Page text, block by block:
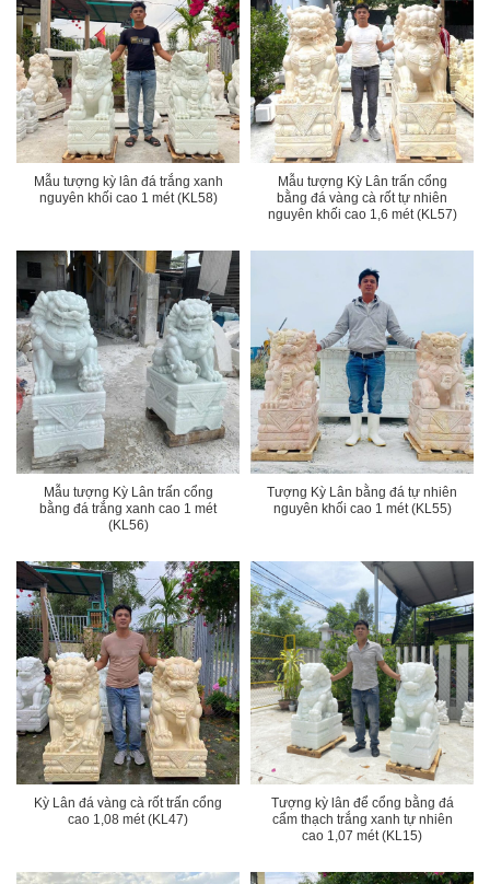
Mẫu tượng kỳ lân đá trắng xanh
nguyên khối cao 1 mét (KL58)
Mẫu tượng Kỳ Lân trấn cổng
bằng đá vàng cà rốt tự nhiên
nguyên khối cao 1,6 mét (KL57)
Mẫu tượng Kỳ Lân trấn cổng
bằng đá trắng xanh cao 1 mét
(KL56)
Tượng Kỳ Lân bằng đá tự nhiên
nguyên khối cao 1 mét (KL55)
Kỳ Lân đá vàng cà rốt trấn cổng
cao 1,08 mét (KL47)
Tượng kỳ lân để cổng bằng đá
cẩm thạch trắng xanh tự nhiên
cao 1,07 mét (KL15)